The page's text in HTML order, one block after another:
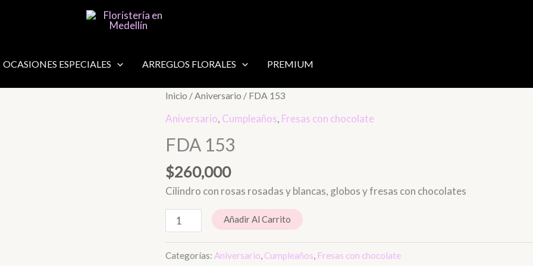
OCASIONES ESPECIALES ARREGLOS FLORALES PREMIUM
Inicio /Aniversario / FDA 153
Aniversario, Cumpleaños, Fresas con chocolate
FDA 153
$260,000
Cilindro con rosas rosadas y blancas, globos y fresas con chocolates
FDA
Añadir Al Carrito
Categorías: Aniversario Cumpleaños Fresas con chocolate